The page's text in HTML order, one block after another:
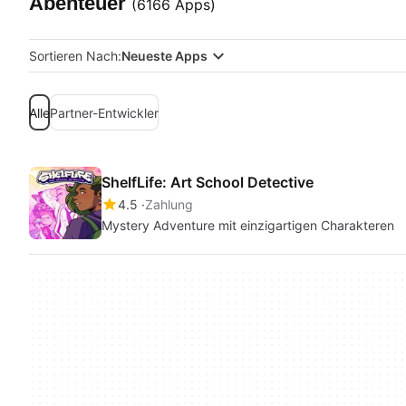
(6166 Apps)
Sortieren Nach:Neueste Apps
AllePartner-Entwickler
ShelfLife: Art School Detective
4.5 Zahlung
Mystery Adventure mit einzigartigen Charakteren